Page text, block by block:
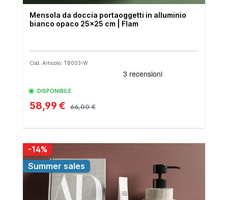
Mensola da doccia portaoggetti in alluminio
bianco opaco 25x25 cm | Flam
Cod. Articolo: TB003-W
DISPONIBILE
58,99 € 66,00 €
-14%
Summer sales